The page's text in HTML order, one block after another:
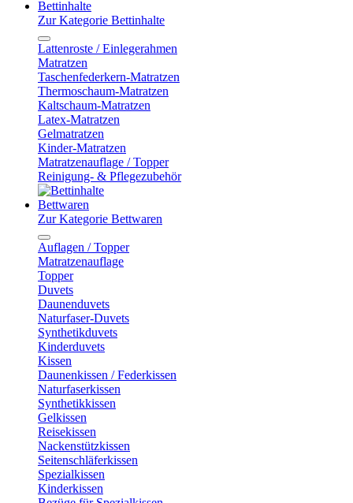
Bettinhalte
Zur Kategorie Bettinhalte
Lattenroste / Einlegerahmen
Matratzen
Taschenfederkern-Matratzen
Thermoschaum-Matratzen
Kaltschaum-Matratzen
Latex-Matratzen
Gelmatratzen
Kinder-Matratzen
Matratzenauflage / Topper
Reinigung- & Pflegezubehör
Bettwaren
Zur Kategorie Bettwaren
Auflagen / Topper
Matratzenauflage
Topper
Duvets
Daunenduvets
Naturfaser-Duvets
Synthetikduvets
Kinderduvets
Kissen
Daunenkissen / Federkissen
Naturfaserkissen
Synthetikkissen
Gelkissen
Reisekissen
Nackenstützkissen
Seitenschläferkissen
Spezialkissen
Kinderkissen